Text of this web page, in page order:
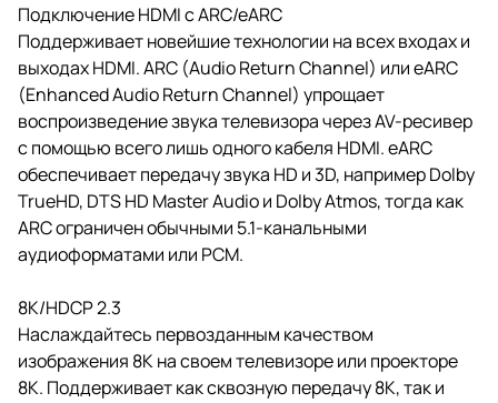
Подключение HDMI с ARC/eARC
Поддерживает новейшие технологии на всех входах и
выходах HDMI. ARC (Audio Return Channel) или eARC
(Enhanced Audio Return Channel) упрощает
воспроизведение звука телевизора через AV-ресивер
с помощью всего лишь одного кабеля HDMI. eARC
обеспечивает передачу звука HD и 3D, например Dolby
TrueHD, DTS HD Master Audio и Dolby Atmos, тогда как
ARC ограничен обычными 5.1-канальными
аудиоформатами или PCM.
8K/HDCP 2.3
Наслаждайтесь первозданным качеством
изображения 8K на своем телевизоре или проекторе
8K. Поддерживает как сквозную передачу 8K, так и